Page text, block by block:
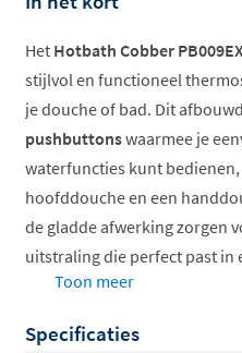
Het Hotbath Cobber
stijlvol en functioneel
je douche of bad. Dit
pushbuttonswaarmee je
waterfuncties kunt
hoofddouche en een
de gladde afwerking zorgen
uitstraling die perfect past in
Verkrijgbaar in talrijke
Toon meer
Specificaties